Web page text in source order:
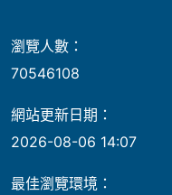
瀏覽人數：
70546108
網站更新日期：
2026-08-06 14:07
最佳瀏覽環境：